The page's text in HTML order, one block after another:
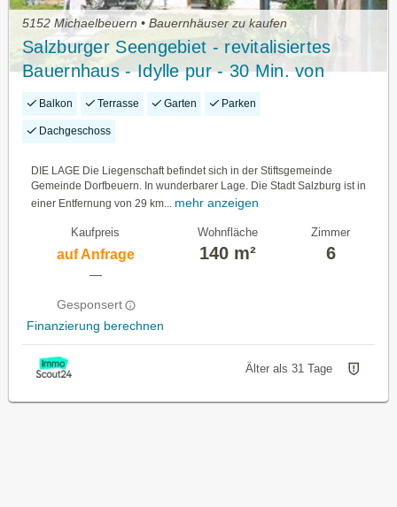
5152 Michaelbeuern • Bauernhäuser zu kaufen
Salzburger Seengebiet - revitalisiertes
Bauernhaus - Idylle pur - 30 Min. von
Salzburg
Balkon Terrasse Garten Parken
Dachgeschoss
DIE LAGE Die Liegenschaft befindet sich in der Stiftsgemeinde
Gemeinde Dorfbeuern. In wunderbarer Lage. Die Stadt Salzburg ist in
einer Entfernung von 29 km... mehr anzeigen
Kaufpreis
auf Anfrage
—
Gesponsert
Finanzierung berechnen
Wohnfläche
140 m²
Zimmer
6
Älter als 31 Tage